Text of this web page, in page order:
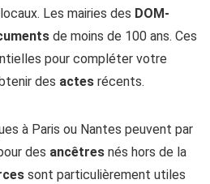
locaux. Les mairies des DOM-
de moins de 100 ans. Ces
pour compléter votre
des actes récents.
à Paris ou Nantes peuvent par
des ancêtres nés hors de la
sont particulièrement utiles